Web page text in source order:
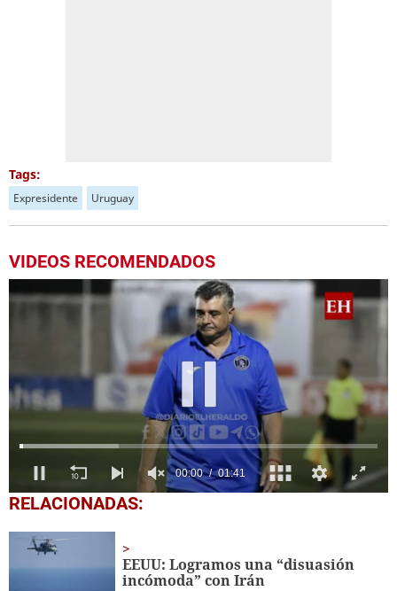
Tags:
Expresidente Uruguay
VIDEOS RECOMENDADOS
0
seconds
minute,
41
RELACIONADAS:
EEUU: Logramos una “disuasión
incómoda” con Irán